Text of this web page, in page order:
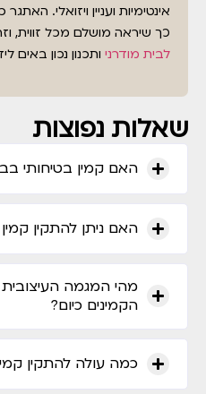
אינטימיות ועניין ויזואלי.
כך שיראה מושלם מכל זווית,
לבית מודרני ותכנון נכון באים
שאלות נפוצות
האם קמין בטיחותי
האם ניתן להתקין
מהי המגמה
הקמינים כיום?
כמה עולה להתקין